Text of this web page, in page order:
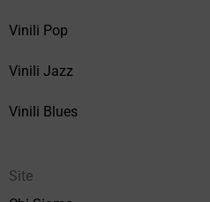
Vinili Pop
Vinili Jazz
Vinili Blues
Site